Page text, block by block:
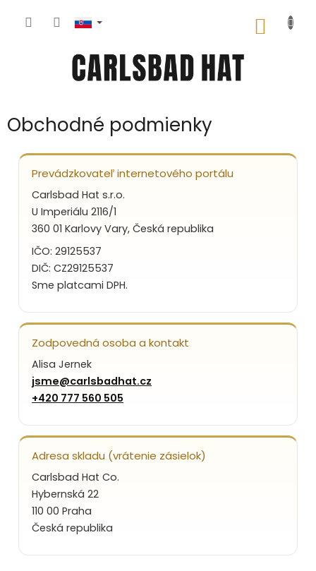
Obchodné podmienky
Prevádzkovateľ internetového portálu
Carlsbad Hat s.r.o.
U Imperiálu 2116/1
360 01 Karlovy Vary, Česká republika
IČO: 29125537
DIČ: CZ29125537
Sme platcami DPH.
Zodpovedná osoba a kontakt
Alisa Jernek
jsme@carlsbadhat.cz
+420 777 560 505
Adresa skladu (vrátenie zásielok)
Carlsbad Hat Co.
Hybernská 22
110 00 Praha
Česká republika